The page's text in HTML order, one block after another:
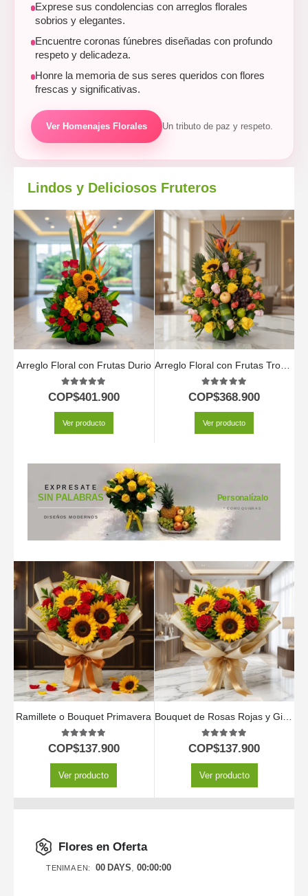
Exprese sus condolencias con arreglos florales
sobrios y elegantes.
Encuentre coronas fúnebres diseñadas con profundo
respeto y delicadeza.
Honre la memoria de sus seres queridos con flores
frescas y significativas.
Ver Homenajes Florales Un tributo de paz y respeto.
Lindos y Deliciosos Fruteros
Arreglo Floral con Frutas Durio
5.00out of 5
COP$401.900
Ver producto
Arreglo Floral con Frutas Tropical
5.00out of 5
COP$368.900
Ver producto
EXPRESATE
SIN PALABRAS
DISEÑOS MODERNOS
Personalízalo
* COMO QUIERAS
Ramillete o Bouquet Primavera
5.00out of 5
COP$137.900
Ver producto
Bouquet de Rosas Rojas y Girasoles
5.00out of 5
COP$137.900
Ver producto
Flores en Oferta
TENIMA EN: 00 DAYS 00:00:00